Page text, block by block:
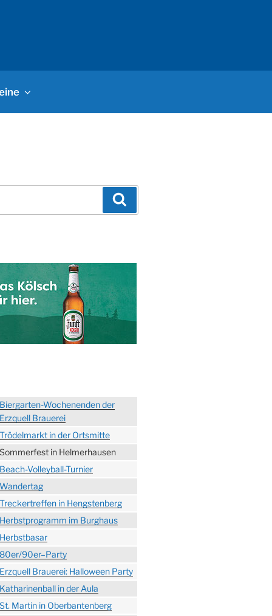
Wochenenden der
Brauerei
in der Ortsmitte
in Helmerhausen
Volleyball-Turnier
in Hengstenberg
im Burghaus
90er–Party
Brauerei: Halloween Party
in der Aula
Martin in Oberbantenberg